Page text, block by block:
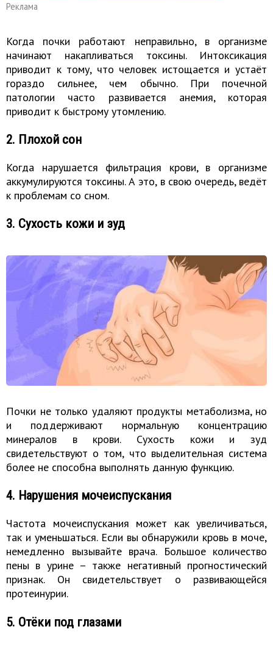
Реклама
Когда почки работают неправильно, в организме
начинают накапливаться токсины. Интоксикация
приводит к тому, что человек истощается и устаёт
гораздо сильнее, чем обычно. При почечной
патологии часто развивается анемия, которая
приводит к быстрому утомлению.
2. Плохой сон
Когда нарушается фильтрация крови, в организме
аккумулируются токсины. А это, в свою очередь, ведёт
к проблемам со сном.
3. Сухость кожи и зуд
Почки не только удаляют продукты метаболизма, но
и поддерживают нормальную концентрацию
минералов в крови. Сухость кожи и зуд
свидетельствуют о том, что выделительная система
более не способна выполнять данную функцию.
4. Нарушения мочеиспускания
Частота мочеиспускания может как увеличиваться,
так и уменьшаться. Если вы обнаружили кровь в моче,
немедленно вызывайте врача. Большое количество
пены в урине – также негативный прогностический
признак. Он свидетельствует о развивающейся
протеинурии.
5. Отёки под глазами